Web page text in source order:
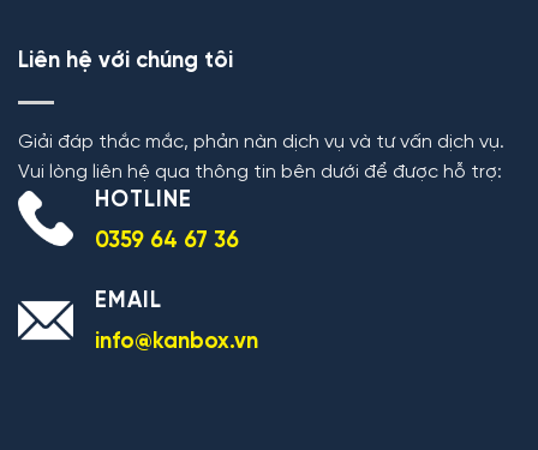
Liên hệ với chúng tôi
Giải đáp thắc mắc, phản nàn dịch vụ và tư vấn dịch vụ.
Vui lòng liên hệ qua thông tin bên dưới để được hỗ trợ:
HOTLINE
0359 64 67 36
EMAIL
info@kanbox.vn